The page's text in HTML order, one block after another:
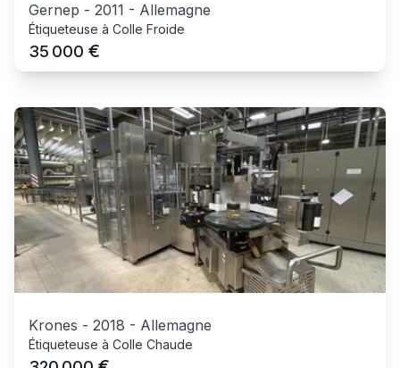
Gernep - 2011 - Allemagne
Étiqueteuse à Colle Froide
35 000 €
Krones - 2018 - Allemagne
Étiqueteuse à Colle Chaude